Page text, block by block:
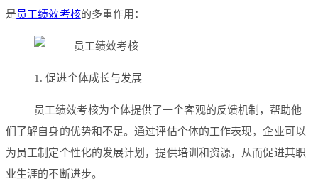
是员工绩效考核的多重作用：
1. 促进个体成长与发展
员工绩效考核为个体提供了一个客观的反馈机制，帮助他
们了解自身的优势和不足。通过评估个体的工作表现，企业可以
为员工制定个性化的发展计划，提供培训和资源，从而促进其职
业生涯的不断进步。